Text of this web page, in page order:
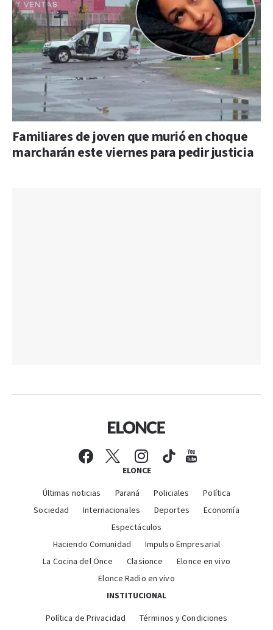
Familiares de joven que murió en choque
marcharán este viernes para pedir justicia
ELONCE
Últimas noticias Paraná Policiales
Política
Sociedad
Internacionales Deportes
Economía
Espectáculos
Haciendo Comunidad
Impulso Empresarial
La Cocina del Once
Clasionce
Elonce en vivo
Elonce Radio en vivo
INSTITUCIONAL
Política de Privacidad
Términos y Condiciones